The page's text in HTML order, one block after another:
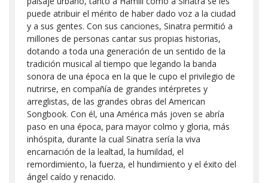
puede atribuir el mérito de haber dado voz a la ciudad
y a sus gentes. Con sus canciones, Sinatra permitió a
millones de personas cantar sus propias historias,
dotando a toda una generación de un sentido de la
tradición musical al tiempo que legando la banda
sonora de una época en la que le cupo el privilegio de
nutrirse, en compañía de grandes intérpretes y
arreglistas, de las grandes obras del American
Songbook. Con él, una América más joven se abría
paso en una época, para mayor colmo y gloria, más
inhóspita, durante la cual Sinatra sería la viva
encarnación de la lealtad, la humildad, el
remordimiento, la fuerza, el hundimiento y el éxito del
ángel caído y renacido.